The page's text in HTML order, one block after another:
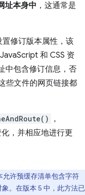
址本身中 ，这通常是
置修订版本属性，该
和 CSS 资
中包含修订信息，否
些文件的网页链接都
，
，并相应地进行更
允许预缓存清单包含字符
象。在版本 5 中，此方法已